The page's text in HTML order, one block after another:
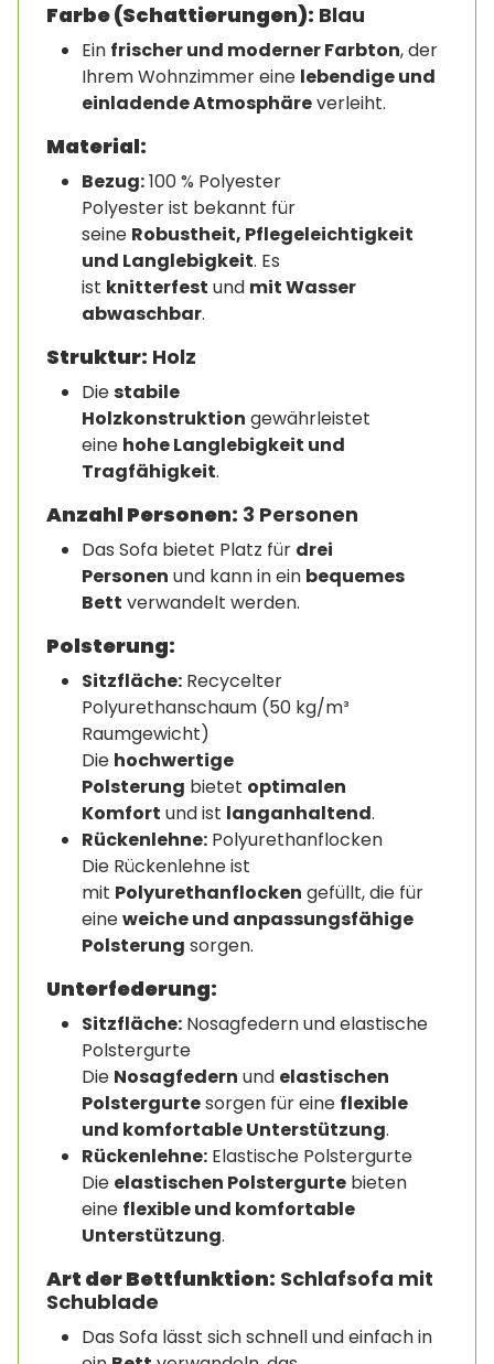
Farbe (Schattierungen): Blau
Ein frischer und moderner Farbton, der
Ihrem Wohnzimmer eine lebendige und
einladende Atmosphäreverleiht.
Material:
Bezug:100 % Polyester
Polyester ist bekannt für
seine Robustheit, Pflegeleichtigkeit
und Langlebigkeit. Es
ist knitterfest und mit Wasser
abwaschbar.
Struktur: Holz
Diestabile
Holzkonstruktion gewährleistet
eine hohe Langlebigkeit und
Tragfähigkeit.
Anzahl Personen: 3 Personen
Das Sofa bietet Platz für drei
Personen und kann in ein bequemes
Bett verwandelt werden.
Polsterung:
Sitzfläche: Recycelter
Polyurethanschaum (50 kg/m³
Raumgewicht)
Die hochwertige
Polsterung bietet optimalen
Komfort und ist langanhaltend.
Rückenlehne: Polyurethanflocken
Die Rückenlehne ist
mit Polyurethanflocken gefüllt, die für
eineweiche und anpassungsfähige
Polsterung sorgen.
Unterfederung:
Sitzfläche: Nosagfedern und elastische
Polstergurte
Die Nosagfedern und elastischen
Polstergurtesorgen für eine flexible
und komfortable Unterstützung.
Rückenlehne: Elastische Polstergurte
Die elastischen Polstergurte bieten
eine flexible und komfortable
Unterstützung.
Art der Bettfunktion: Schlafsofa mit
Schublade
Das Sofa lässt sich schnell und einfach in